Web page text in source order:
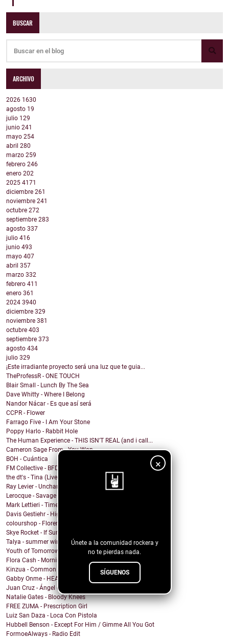
×
Únete a la comunidad rockera y
no te pierdas nada.
SÍGUENOS
BUSCAR
ARCHIVO
2026 1630
agosto 19
julio 129
junio 241
mayo 254
abril 280
marzo 259
febrero 246
enero 202
2025 4171
diciembre 261
noviembre 241
octubre 272
septiembre 283
agosto 337
julio 416
junio 493
mayo 407
abril 357
marzo 332
febrero 411
enero 361
2024 3940
diciembre 329
noviembre 381
octubre 403
septiembre 373
agosto 434
julio 329
¡Este irradiante proyecto será una luz que te guia...
TheProfessR - ONE TOUCH
Blair Small - Lunch By The Sea
Dave Whitty - Where I Belong
Nandor Nácar - Es que así será
CCPR - Flower
Farrago Five - I Am Your Stone
Poppy Harlo - Rabbit Hole
The Human Experience - THIS ISN'T REAL (and i call...
Cameron Sage From - You Won
BOH - Cuántica
FM Collective - BFD
the dt's - Tina (Live at Lakehouse Studios)
Ray Levier - Uncharted Destiny
Lerocque - Savage
Mark Lettieri - Time After Time (Cyndi Lauper Cover)
Davis Gestiehr - High
colourshop - Florence
Skye Rocket - If Summer Had A Daughter
Talya - summer wind
Youth of Tomorrow - Pleasure House Road
Flora Cash - Morning Comes
Kinzua - Common Fates
Gabby Onme - HEAVEN
Juan Cruz - Ángel del olvido
Natalie Gates - Bloody Knees
FREE ZUMA - Prescription Girl
Luiz San Daza - Loca Con Pistola
Hubbell Benson - Except For Him / Gimme All You Got
FormoeAlways - Radio Edit